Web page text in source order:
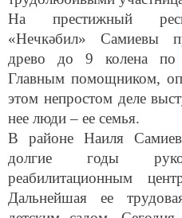
На престижный
«Нечкәбил» Самиевы
древо до 9 колена по
Главным помощником,
этом непростом деле
нее люди – ее семья.
В районе Наиля
долгие годы
реабилитационным
Дальнейшая ее
детским садом.